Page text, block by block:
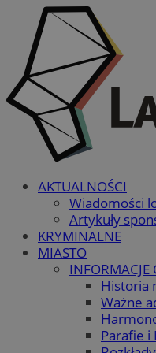
AKTUALNOŚCI
Wiadomości
Artykuły
KRYMINALNE
MIASTO
INFORMACJE
Historia
Ważne
Parafie i